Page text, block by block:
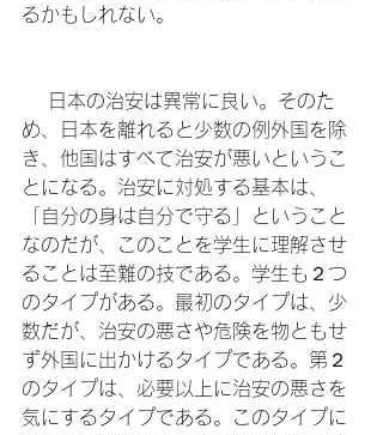
るかもしれない。
め、日本を離れると少数の例外国を除
き、他国はすべて治安が悪いというこ
とになる。治安に対処する基本は、
「自分の身は自分で守る」ということ
なのだが、このことを学生に理解させ
ることは至難の技である。学生も２つ
のタイプがある。最初のタイプは、少
数だが、治安の悪さや危険を物ともせ
ず外国に出かけるタイプである。第２
のタイプは、必要以上に治安の悪さを
気にするタイプである。このタイプに